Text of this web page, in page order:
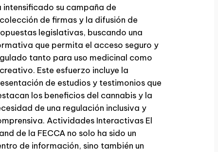
intensificado su campaña de
de firmas y la difusión de
legislativas, buscando una
que permita el acceso seguro y
tanto para uso medicinal como
Este esfuerzo incluye la
de estudios y testimonios que
los beneficios del cannabis y la
de una regulación inclusiva y
Actividades Interactivas El
de la FECCA no solo ha sido un
de información, sino también un